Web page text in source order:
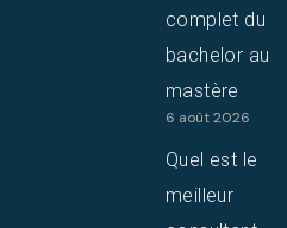
complet du
bachelor au
mastère
6 août 2026
Quel est le
meilleur